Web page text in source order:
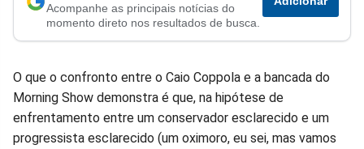
no
no
no
no
no
Acompanhe as principais notícias do
momento direto nos resultados de busca.
O que o confronto entre o Caio Coppola e a bancada do
Morning Show demonstra é que, na hipótese de
enfrentamento entre um conservador esclarecido e um
progressista esclarecido (um oximoro, eu sei, mas vamos